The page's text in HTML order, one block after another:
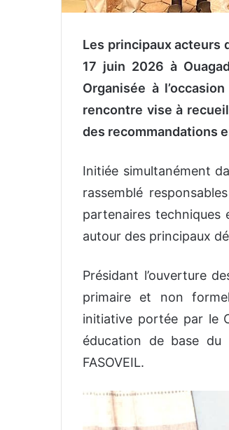
Les principaux acteurs
17 juin 2026 à
Organisée à
rencontre vise à
des recommandations
Initiée simultanément
rassemblé
partenaires techniques
autour des principaux
Présidant l’ouverture
primaire et non
initiative portée par le
éducation de base du
FASOVEIL.